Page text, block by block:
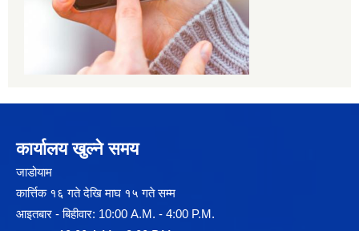
कार्यालय खुल्ने समय
जाडोयाम
कार्त्तिक १६ गते देखि माघ १५ गते सम्म
आइतबार - बिहीवार: 10:00 A.M. - 4:00 P.M.